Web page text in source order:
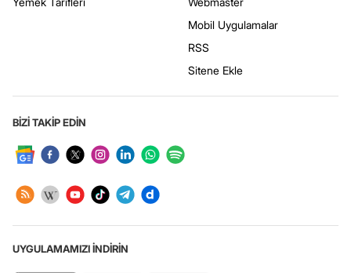
Mobil Uygulamalar
RSS
Sitene Ekle
BİZİ TAKİP EDİN
UYGULAMAMIZI İNDİRİN